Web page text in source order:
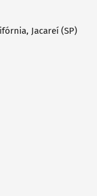
Jacareí (SP)